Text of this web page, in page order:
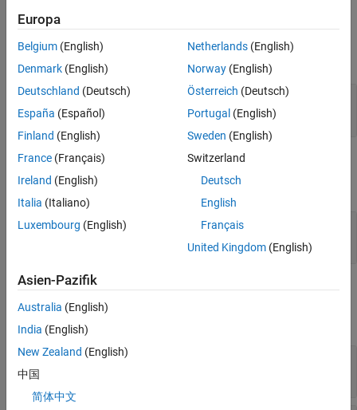
Input
Port_1—Input signal
scalar | vector
Output
expand all
Port_1—Transfer function output signal
Parameters
Pole (in Z plane)
Europa
Belgium (English)
Denmark (English)
Deutschland (Deutsch)
España (Español)
Finland (English)
France (Français)
Ireland (English)
Italia (Italiano)
Luxembourg (English)
Netherlands(English)
Norway(English)
Österreich (Deutsch)
Portugal (English)
Sweden (English)
Switzerland
Deutsch
English
Français
United Kingdom(English)
Asien-Pazifik
Australia (English)
India (English)
New Zealand (English)
中国
简体中文